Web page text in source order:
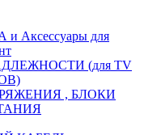
для
(для TV
, БЛОКИ